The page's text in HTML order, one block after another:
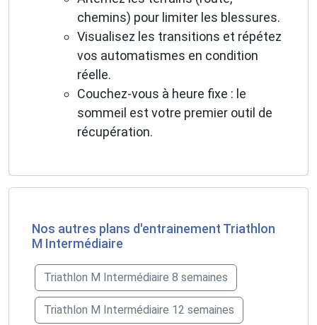
chemins) pour limiter les blessures.
Visualisez les transitions et répétez
vos automatismes en condition
réelle.
Couchez-vous à heure fixe : le
sommeil est votre premier outil de
récupération.
Nos autres plans d'entrainement Triathlon
M Intermédiaire
Triathlon M Intermédiaire 8 semaines
Triathlon M Intermédiaire 12 semaines